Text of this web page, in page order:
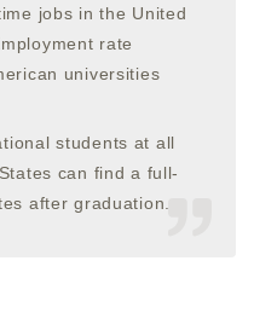
jobs in the United
rate
universities
students at all
can find a full-
after graduation.